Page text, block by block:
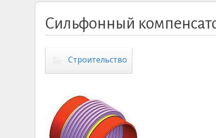
Сильфонный
Строительство